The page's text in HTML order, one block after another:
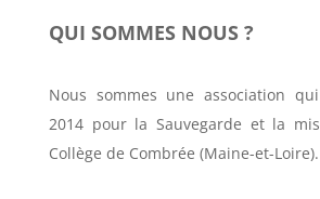
QUI SOMMES NOUS ?
Nous sommes une association
2014 pour la Sauvegarde et la
Collège de Combrée (Maine-et-Loire).